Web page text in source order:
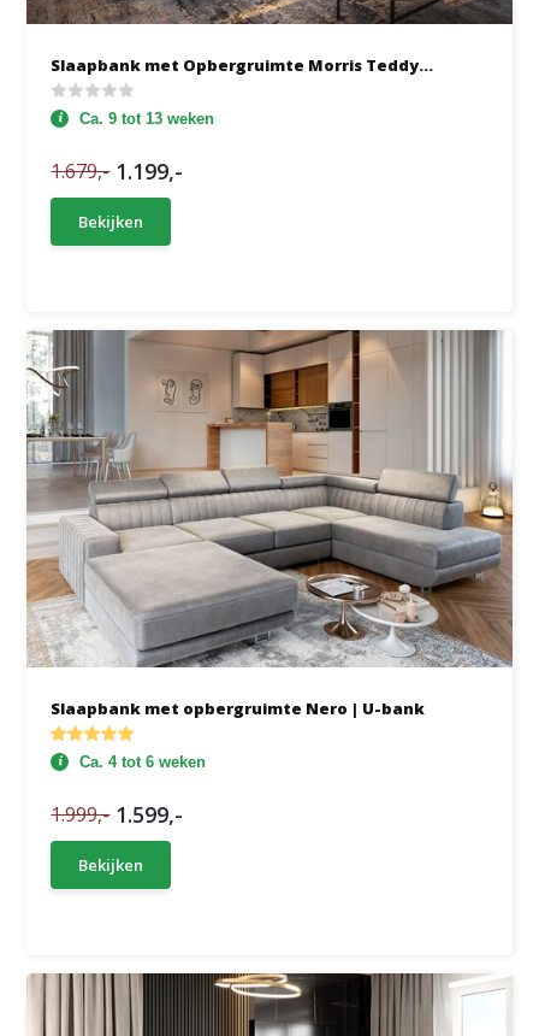
Slaapbank met Opbergruimte Morris Teddy...
Ca. 9 tot 13 weken
1.679,- 1.199,-
Bekijken
Slaapbank met opbergruimte Nero | U-bank
Ca. 4 tot 6 weken
1.999,- 1.599,-
Bekijken